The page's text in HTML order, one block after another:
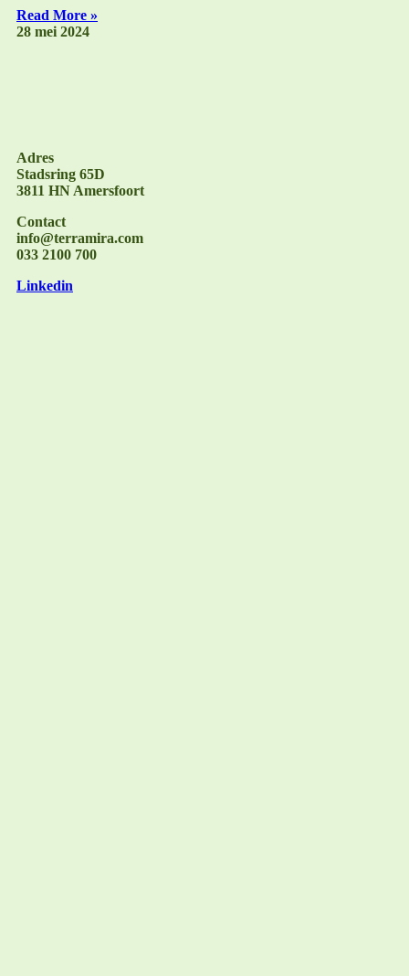
Read More »
28 mei 2024
Adres
Stadsring 65D
3811 HN Amersfoort
Contact
info@terramira.com
033 2100 700
Linkedin